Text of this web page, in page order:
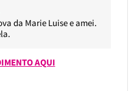
da Marie Luise e amei.
AQUI